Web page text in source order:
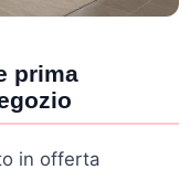
prima
in offerta